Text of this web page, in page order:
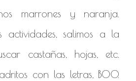
marrones y naranja.
actividades, salimos a la
castañas, hojas, etc.
con las letras, BOO.